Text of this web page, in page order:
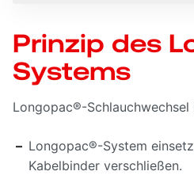
Prinzip des
Systems
Longopac®-Schlauchwechsel
Longopac®-System
Kabelbinder verschließen.